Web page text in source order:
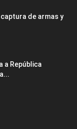
captura de armas y
a República